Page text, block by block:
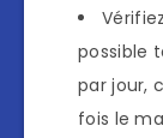
possible
par jour,
fois le